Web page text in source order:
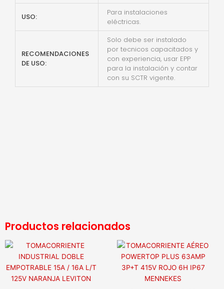
USO:
Para instalaciones
eléctricas.
RECOMENDACIONES
DE USO:
Solo debe ser instalado
por tecnicos capacitados y
con experiencia, usar EPP
para la instalación y contar
con su SCTR vigente.
Productos relacionados